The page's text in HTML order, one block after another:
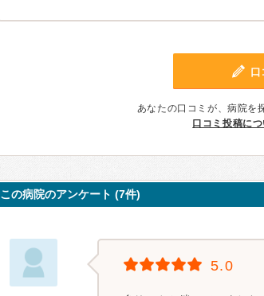
口
あなたの口コミが、病院を
口コミ投稿に
この病院のアンケート (7件)
5.0